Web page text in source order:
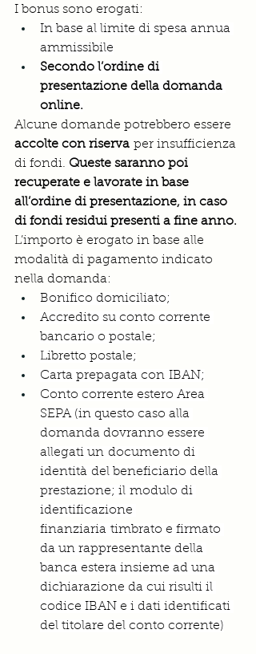
I bonus sono erogati:
In base al limite di spesa annua
ammissibile
Secondo l’ordine di
presentazione della domanda
online.
Alcune domande potrebbero essere
accolte con riserva per insufficienza
di fondi. Queste saranno poi
recuperate e lavorate in base
all’ordine di presentazione, in caso
di fondi residui presenti a fine anno.
L’importo è erogato in base alle
modalità di pagamento indicato
nella domanda:
Bonifico domiciliato;
Accredito su conto corrente
bancario o postale;
Libretto postale;
Carta prepagata con IBAN;
Conto corrente estero Area
SEPA (in questo caso alla
domanda dovranno essere
allegati un documento di
identità del beneficiario della
prestazione; il modulo di
identificazione
finanziaria timbrato e firmato
da un rappresentante della
banca estera insieme ad una
dichiarazione da cui risulti il
codice IBAN e i dati identificati
del titolare del conto corrente)